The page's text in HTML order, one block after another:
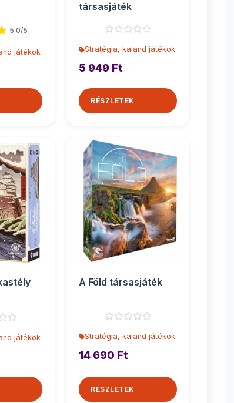
5.0/5
játékok
társasjáték
Stratégia, kaland játékok
5 949 Ft
RÉSZLETEK
játékok
A Föld társasjáték
Stratégia, kaland játékok
14 690 Ft
RÉSZLETEK